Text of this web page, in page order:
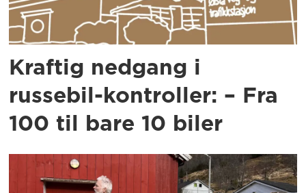
Kraftig nedgang i
russebil-kontroller: – Fra
100 til bare 10 biler